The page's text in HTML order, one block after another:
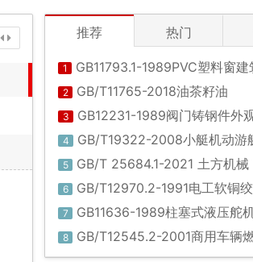
推荐 热门
1 GB11793.1-1989PVC塑料窗建筑物物理
2 GB/T11765-2018油茶籽油
3 GB12231-1989阀门铸钢件外观质
4 GB/T19322-2008小艇机动游艇空气噪
5 GB/T 25684.1-2021 土方机械 安全 第1部分：
6 GB/T12970.2-1991电工软铜绞线第2部分:
7 GB11636-1989柱塞式液压舵机安装技
8 GB/T12545.2-2001商用车辆燃料消耗量